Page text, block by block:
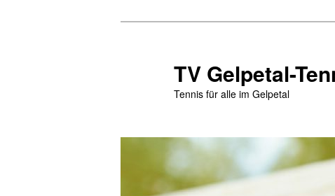
TV Gelpetal-
Tennis für alle im Gelpetal